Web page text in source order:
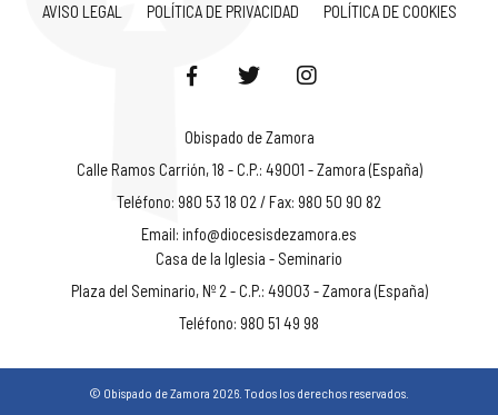
AVISO LEGAL POLÍTICA DE PRIVACIDAD POLÍTICA DE COOKIES
Obispado de Zamora
Calle Ramos Carrión, 18 - C.P.: 49001 - Zamora (España)
Teléfono: 980 53 18 02 / Fax: 980 50 90 82
Email: info@diocesisdezamora.es
Casa de la Iglesia - Seminario
Plaza del Seminario, Nº 2 - C.P.: 49003 - Zamora (España)
Teléfono: 980 51 49 98
© Obispado de Zamora 2026. Todos los derechos reservados.